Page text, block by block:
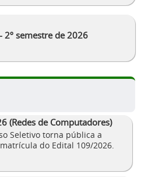
2º semestre de 2026
(Redes de Computadores)
Seletivo torna pública a
do Edital 109/2026.